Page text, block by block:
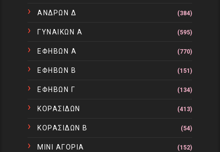
ΑΝΔΡΩΝ Δ (384)
ΓΥΝΑΙΚΩΝ Α (595)
ΕΦΗΒΩΝ Α (770)
ΕΦΗΒΩΝ Β (151)
ΕΦΗΒΩΝ Γ (134)
ΚΟΡΑΣΙΔΩΝ (413)
ΚΟΡΑΣΙΔΩΝ Β (54)
ΜΙΝΙ ΑΓΟΡΙΑ (152)